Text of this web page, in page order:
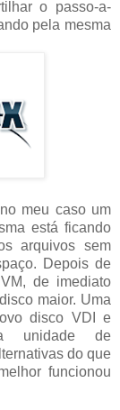
o passo-a-
pela mesma
meu caso um
está ficando
arquivos sem
Depois de
de imediato
maior. Uma
disco VDI e
unidade de
do que
funcionou